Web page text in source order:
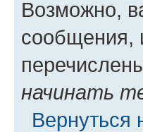
Возможно,
сообщения,
начинать
Вернуться